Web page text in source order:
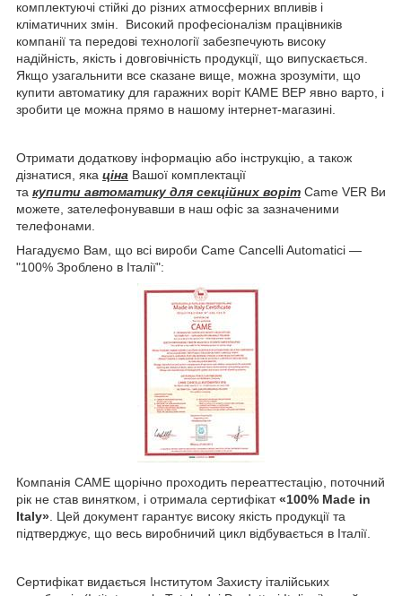
комплектуючі стійкі до різних атмосферних впливів і
кліматичних змін. Високий професіоналізм працівників
компанії та передові технології забезпечують високу
надійність, якість і довговічність продукції, що випускається.
Якщо узагальнити все сказане вище, можна зрозуміти, що
купити автоматику для гаражних воріт КАМЕ ВЕР явно варто, і
зробити це можна прямо в нашому інтернет-магазині.
Отримати додаткову інформацію або інструкцію, а також
дізнатися, яка ціна Вашої комплектації
та купити автоматику для секційних воріт Came VER Ви
можете, зателефонувавши в наш офіс за зазначеними
телефонами.
Нагадуємо Вам, що всі вироби Came Cancelli Automatici —
"100% Зроблено в Італії":
Компанія CAME щорічно проходить переаттестацію, поточний
рік не став винятком, і отримала сертифікат«100% Made in
Italy». Цей документ гарантує високу якість продукції та
підтверджує, що весь виробничий цикл відбувається в Італії.
Сертифікат видається Інститутом Захисту італійських